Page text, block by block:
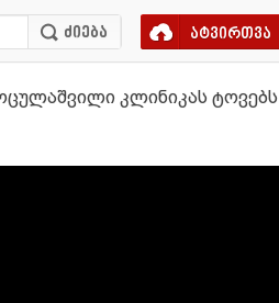
ატვირთვა
კლინიკას ტოვებს